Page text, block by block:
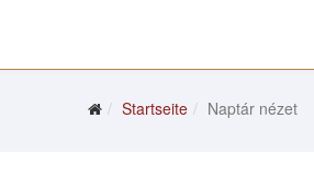
Startseite Naptár nézet